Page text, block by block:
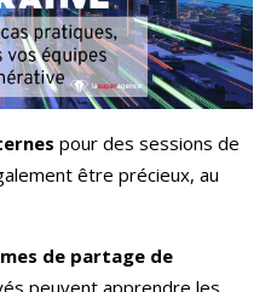
pour des sessions de
être précieux, au
de partage de